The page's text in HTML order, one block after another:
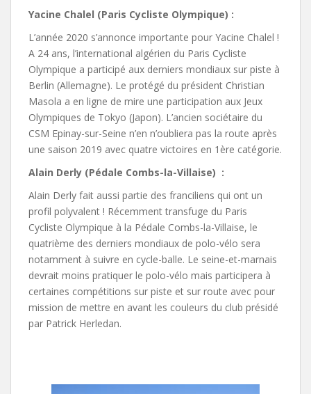
Yacine Chalel (Paris Cycliste Olympique) :
L’année 2020 s’annonce importante pour Yacine Chalel !
A 24 ans, l’international algérien du Paris Cycliste
Olympique a participé aux derniers mondiaux sur piste à
Berlin (Allemagne). Le protégé du président Christian
Masola a en ligne de mire une participation aux Jeux
Olympiques de Tokyo (Japon). L’ancien sociétaire du
CSM Epinay-sur-Seine n’en n’oubliera pas la route après
une saison 2019 avec quatre victoires en 1ère catégorie.
Alain Derly (Pédale Combs-la-Villaise) :
Alain Derly fait aussi partie des franciliens qui ont un
profil polyvalent ! Récemment transfuge du Paris
Cycliste Olympique à la Pédale Combs-la-Villaise, le
quatrième des derniers mondiaux de polo-vélo sera
notamment à suivre en cycle-balle. Le seine-et-marnais
devrait moins pratiquer le polo-vélo mais participera à
certaines compétitions sur piste et sur route avec pour
mission de mettre en avant les couleurs du club présidé
par Patrick Herledan.